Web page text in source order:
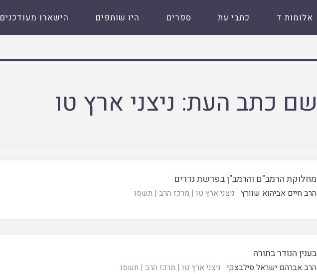
אלומות ד כתבי עת ספרים היו שותפים הישארו מעודכנים
שם כתב העת: ניצני ארץ טו
מחלוקת הרמב"ם והרמב"ן בפרשת נדרים
הרב חיים אביהוא שוורץ ניצני ארץ טו | מרכז הרב | תשסו
בענין הנודר בתורה
הרב אברהם ישראל סילבצקי ניצני ארץ טו | מרכז הרב | תשסו